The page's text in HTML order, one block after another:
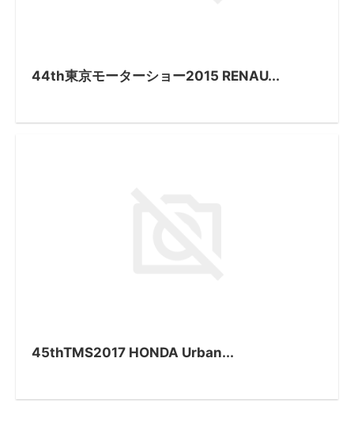
44th東京モーターショー2015 RENAU...
45thTMS2017 HONDA Urban...